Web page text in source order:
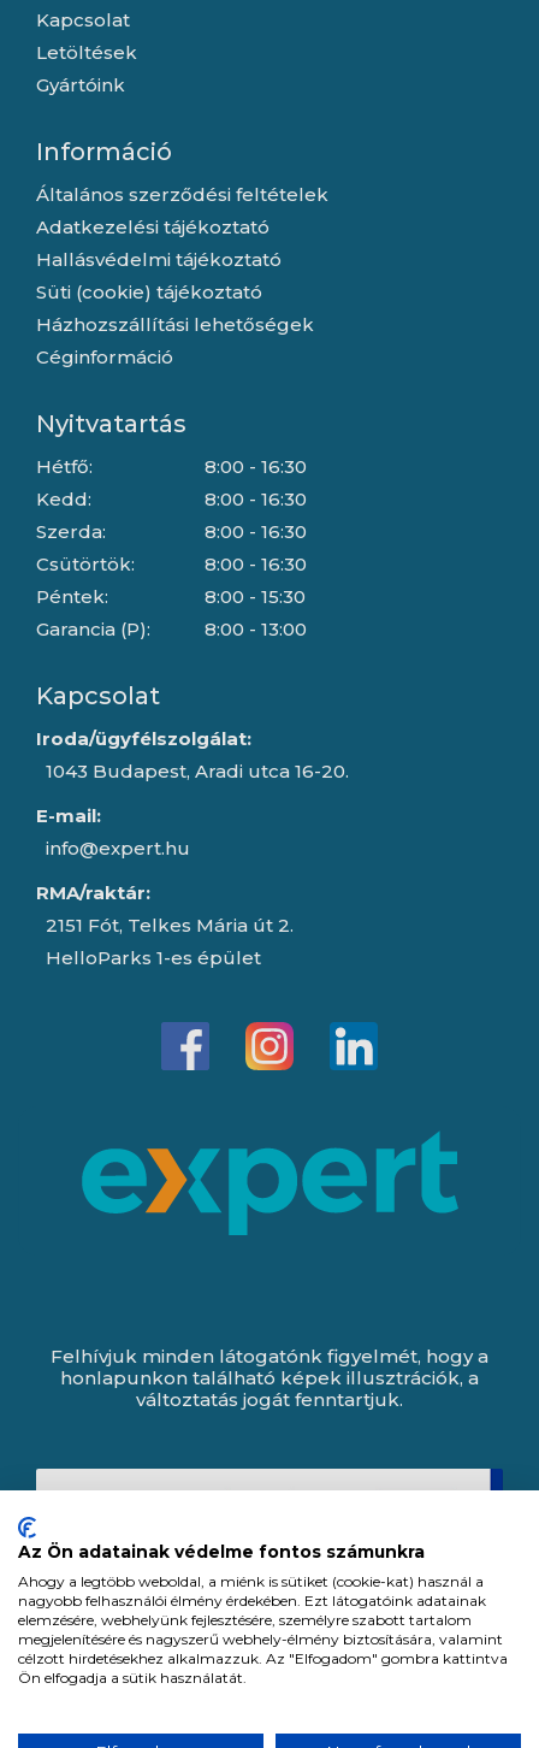
Kapcsolat
Letöltések
Gyártóink
Információ
Általános szerződési feltételek
Adatkezelési tájékoztató
Hallásvédelmi tájékoztató
Süti (cookie) tájékoztató
Házhozszállítási lehetőségek
Céginformáció
Nyitvatartás
Hétfő:
Kedd:
Szerda:
Csütörtök:
Péntek:
Garancia (P):
8:00 - 16:30
8:00 - 16:30
8:00 - 16:30
8:00 - 16:30
8:00 - 15:30
8:00 - 13:00
Kapcsolat
Iroda/ügyfélszolgálat:
1043 Budapest, Aradi utca 16-20.
E-mail:
info@expert.hu
RMA/raktár:
2151 Fót, Telkes Mária út 2.
HelloParks 1-es épület
Felhívjuk minden látogatónk figyelmét, hogy a
honlapunkon található képek illusztrációk, a
változtatás jogát fenntartjuk.
Az Ön adatainak védelme fontos számunkra
Ahogy a legtöbb weboldal, a miénk is sütiket (cookie-kat) használ a
nagyobb felhasználói élmény érdekében. Ezt látogatóink adatainak
elemzésére, webhelyünk fejlesztésére, személyre szabott tartalom
megjelenítésére és nagyszerű webhely-élmény biztosítására, valamint
célzott hirdetésekhez alkalmazzuk. Az "Elfogadom" gombra kattintva
Ön elfogadja a sütik használatát.